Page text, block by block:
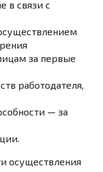
в связи с
за первые
работодателя,
— за
осуществления